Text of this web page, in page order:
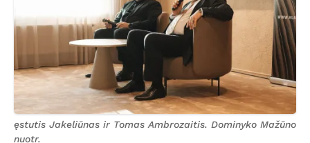
ęstutis Jakeliūnas ir Tomas Ambrozaitis. Dominyko Mažūno
nuotr.